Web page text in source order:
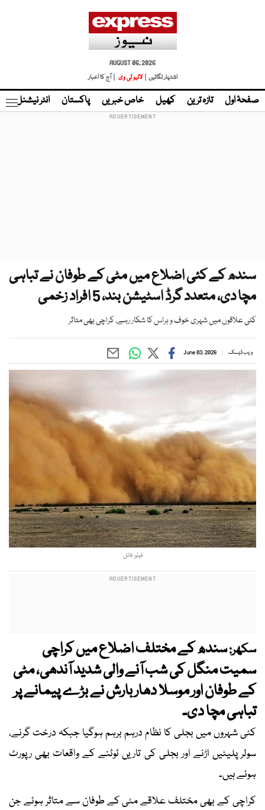
AUGUST 06, 2026
اشتہار لگائیں |
لائیو ٹی وی | آج کا اخبار
صفحۂ اول تازہ ترین کھیل خاص خبریں پاکستان انٹر نیشنل
سندھ کے کئی اضلاع میں مٹی کے طوفان نے تباہی
مچا دی، متعدد گرڈ اسٹیشن بند، 5 افراد زخمی
کئی علاقوں میں شہری خوف و ہراس کا شکار رہے، کراچی بھی متاثر
ویب ڈیسک June 03, 2026
فوٹو: فائل
سکھر:سندھ کے مختلف اضلاع میں کراچی
سمیت منگل کی شب آنے والی شدید آندھی، مٹی
کے طوفان اور موسلا دھار بارش نے بڑے پیمانے پر
تباہی مچا دی۔
کئی شہروں میں بجلی کا نظام درہم برہم ہوگیا جبکہ درخت گرنے،
سولر پلیٹیں اڑنے اور بجلی کی تاریں ٹوٹنے کے واقعات بھی رپورٹ
ہوئے ہیں۔
کراچی کے بھی مختلف علاقے مٹی کے طوفان سے متاثر ہوئے جن